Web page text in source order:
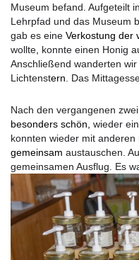
Museum befand. Aufgeteilt
Lehrpfad und das Museum
gab es eine Verkostung der
wollte konnte einen Honig
Anschließend wanderten
Lichtenstern . Das
Nach den vergangenen
besonders schön, wieder
konnten wieder mit
gemeinsam austauschen.
gemeinsamen Ausflug. Es